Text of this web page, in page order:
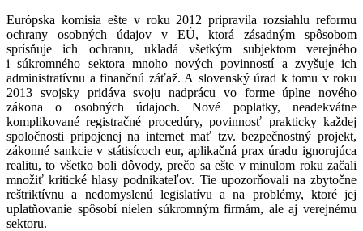
Európska komisia ešte v roku 2012 pripravila rozsiahlu reformu
ochrany osobných údajov v EÚ, ktorá zásadným spôsobom
sprísňuje ich ochranu, ukladá všetkým subjektom verejného
i súkromného sektora mnoho nových povinností a zvyšuje ich
administratívnu a finančnú záťaž. A slovenský úrad k tomu v roku
2013 svojsky pridáva svoju nadprácu vo forme úplne nového
zákona o osobných údajoch. Nové poplatky, neadekvátne
komplikované registračné procedúry, povinnosť prakticky každej
spoločnosti pripojenej na internet mať tzv. bezpečnostný projekt,
zákonné sankcie v státisícoch eur, aplikačná prax úradu ignorujúca
realitu, to všetko boli dôvody, prečo sa ešte v minulom roku začali
množiť kritické hlasy podnikateľov. Tie upozorňovali na zbytočne
reštriktívnu a nedomyslenú legislatívu a na problémy, ktoré jej
uplatňovanie spôsobí nielen súkromným firmám, ale aj verejnému
sektoru.